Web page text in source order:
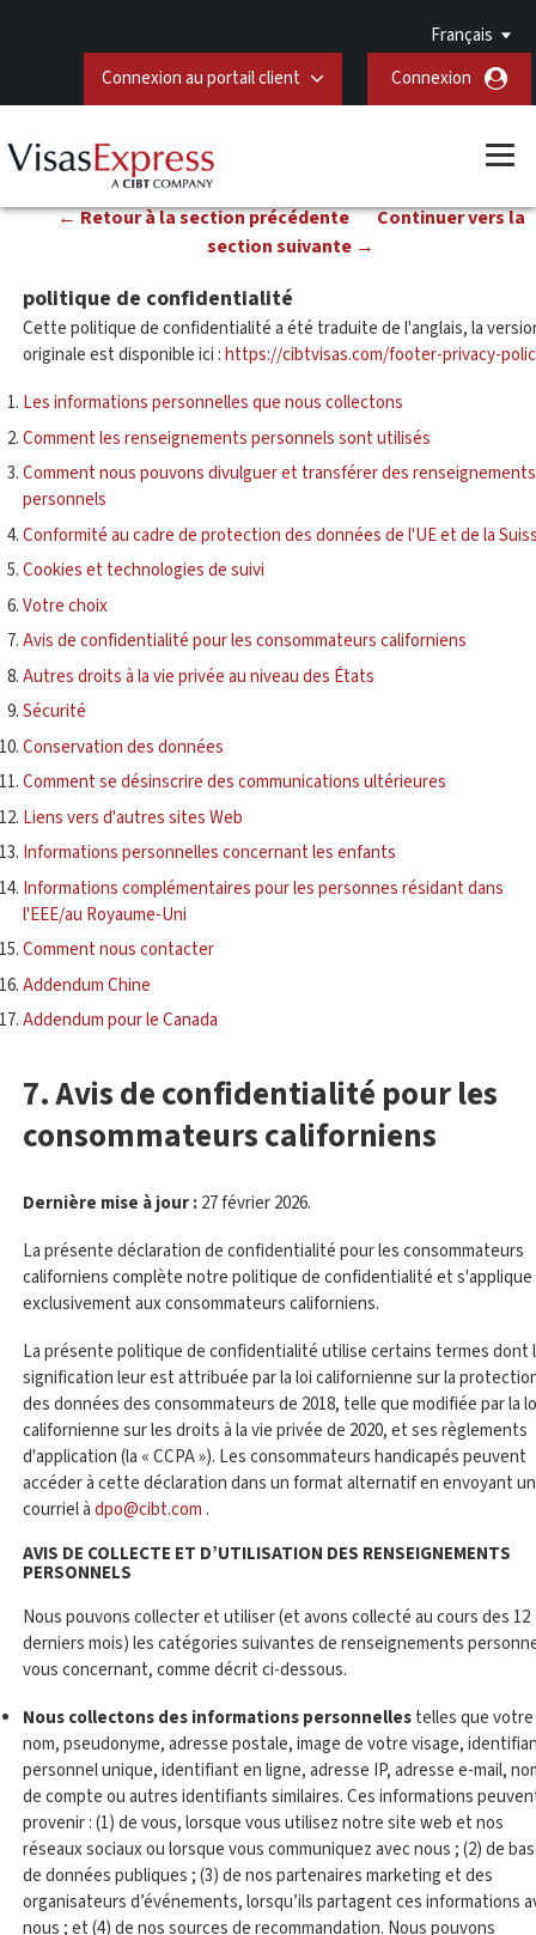
Français
Connexion au portail client
Connexion
← Retour à la section précédente
Continuer vers la
section suivante →
politique de confidentialité
Cette politique de confidentialité a été traduite de l'anglais, la
originale est disponible ici :https://cibtvisas.com/footer-privacy-
Les informations personnelles que nous collectons
Comment les renseignements personnels sont utilisés
Comment nous pouvons divulguer et transférer des renseignements
personnels
Conformité au cadre de protection des données de l'UE et de la
Cookies et technologies de suivi
Votre choix
Avis de confidentialité pour les consommateurs californiens
Autres droits à la vie privée au niveau des États
Sécurité
Conservation des données
Comment se désinscrire des communications ultérieures
Liens vers d'autres sites Web
Informations personnelles concernant les enfants
Informations complémentaires pour les personnes résidant dans
l'EEE/au Royaume-Uni
Comment nous contacter
Addendum Chine
Addendum pour le Canada
7. Avis de confidentialité pour les
consommateurs californiens
Dernière mise à jour :27 février 2026.
La présente déclaration de confidentialité pour les consommateurs
californiens complète notre politique de confidentialité et s'applique
exclusivement aux consommateurs californiens.
La présente politique de confidentialité utilise certains termes dont
signification leur est attribuée par la loi californienne sur la
des données des consommateurs de 2018, telle que modifiée par la
californienne sur les droits à la vie privée de 2020, et ses règlements
d'application (la « CCPA »). Les consommateurs handicapés peuvent
accéder à cette déclaration dans un format alternatif en envoyant un
courriel àdpo@cibt.com .
AVIS DE COLLECTE ET D’UTILISATION DES RENSEIGNEMENTS
PERSONNELS
Nous pouvons collecter et utiliser (et avons collecté au cours des 12
derniers mois) les catégories suivantes de renseignements
vous concernant, comme décrit ci-dessous.
Nous collectons des informations personnellestelles que votre
nom, pseudonyme, adresse postale, image de votre visage,
personnel unique, identifiant en ligne, adresse IP, adresse e-mail,
de compte ou autres identifiants similaires. Ces informations
provenir : (1) de vous, lorsque vous utilisez notre site web et nos
réseaux sociaux ou lorsque vous communiquez avec nous ; (2) de
de données publiques ; (3) de nos partenaires marketing et des
organisateurs d’événements, lorsqu’ils partagent ces informations
nous ; et (4) de nos sources de recommandation. Nous pouvons